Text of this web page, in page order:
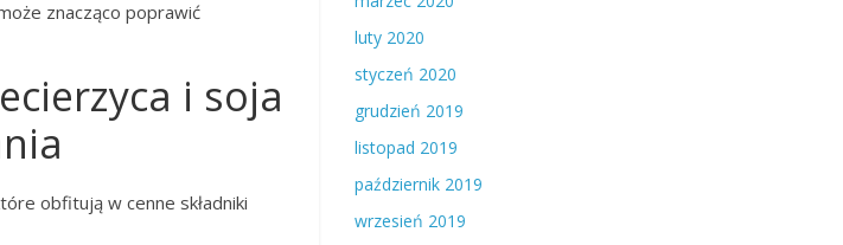
znacząco poprawić
i soja
obfitują w cenne składniki
luty 2020
styczeń 2020
grudzień 2019
listopad 2019
październik 2019
wrzesień 2019